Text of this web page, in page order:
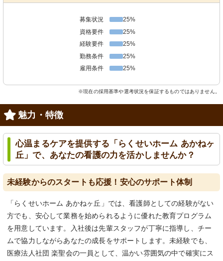
募集状況
25%
資格要件
25%
経験要件
25%
勤務条件
25%
雇用条件
25%
※現在の採用基準や選考状況を保証するものではありません。
魅力・特徴
心温まるケアを提供する「らくせいホーム あかねヶ
丘」で、あなたの看護の力を活かしませんか？
未経験からのスタートも応援！安心のサポート体制
「らくせいホーム あかねヶ丘」では、看護師としての経験がない
方でも、安心して業務を始められるように優れた教育プログラム
を用意しています。入社後は先輩スタッフが丁寧に指導し、チー
ムで協力しながらあなたの成長をサポートします。未経験でも、
医療法人社団 楽聖会の一員として、温かい雰囲気の中で確実にス